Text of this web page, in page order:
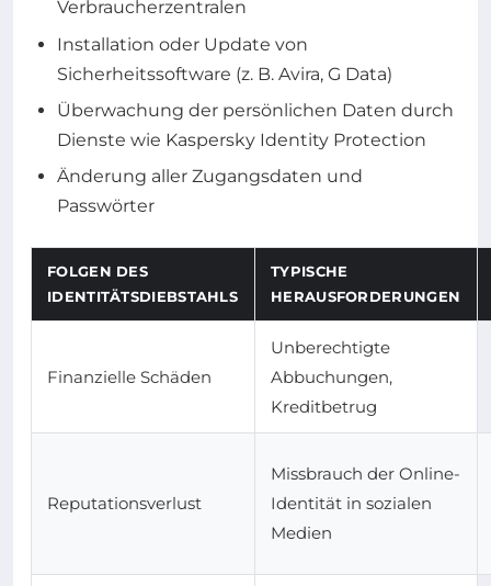
Verbraucherzentralen
Installation oder Update von
Sicherheitssoftware (z. B. Avira, G Data)
Überwachung der persönlichen Daten durch
Dienste wie Kaspersky Identity Protection
Änderung aller Zugangsdaten und
Passwörter
FOLGEN DES
IDENTITÄTSDIEBSTAHLS
TYPISCHE
HERAUSFORDERUNGEN
Finanzielle Schäden
Unberechtigte
Abbuchungen,
Kreditbetrug
Reputationsverlust
Missbrauch der Online-
Identität in sozialen
Medien